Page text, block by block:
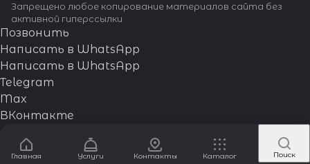
Главная Услуги Контакты Каталог Поиск
Запрещено любое копирование материалов сайта без
активной гиперссылки
Позвонить
Написать в WhatsApp
Написать в WhatsApp
Telegram
Max
ВКонтакте